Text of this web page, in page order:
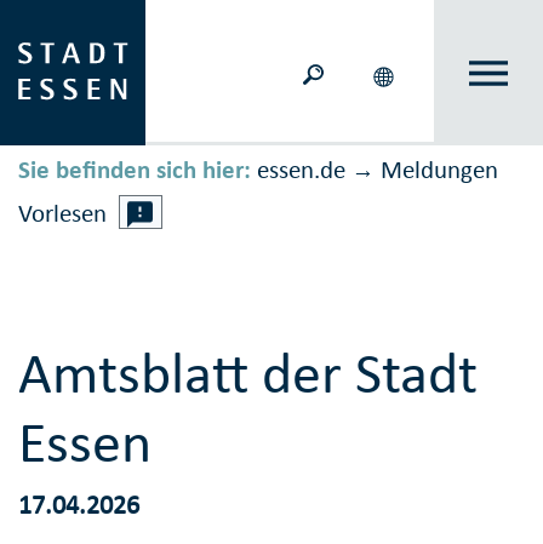
Sie befinden sich hier: essen.de → Meldungen
Vorlesen
Amtsblatt der Stadt
Essen
17.04.2026